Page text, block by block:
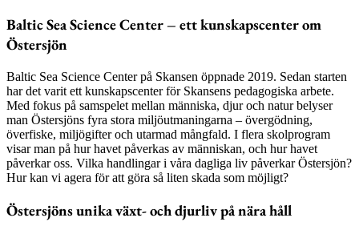
Baltic Sea Science Center – ett kunskapscenter om
Östersjön
Baltic Sea Science Center på Skansen öppnade 2019. Sedan starten
har det varit ett kunskapscenter för Skansens pedagogiska arbete.
Med fokus på samspelet mellan människa, djur och natur belyser
man Östersjöns fyra stora miljöutmaningarna – övergödning,
överfiske, miljögifter och utarmad mångfald. I flera skolprogram
visar man på hur havet påverkas av människan, och hur havet
påverkar oss. Vilka handlingar i våra dagliga liv påverkar Östersjön?
Hur kan vi agera för att göra så liten skada som möjligt?
Östersjöns unika växt- och djurliv på nära håll